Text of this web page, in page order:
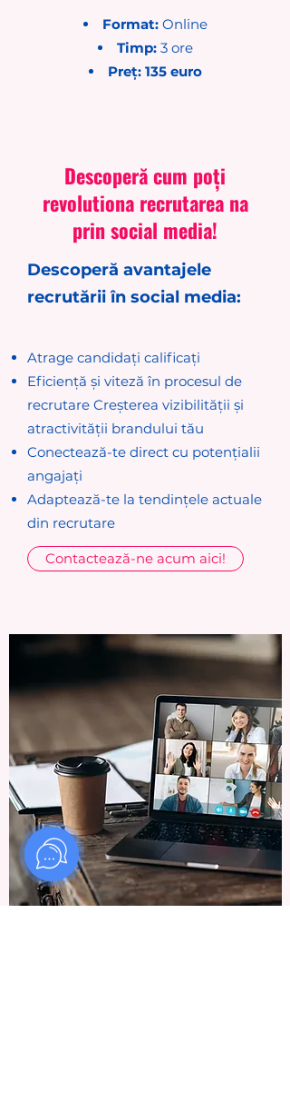
Format: Online
Timp:3 ore
Preț: 135 euro
Descoperă cum poți
revolutiona recrutarea na
prin social media!
Descoperă avantajele
recrutării în social media:
Atrage candidați calificați
Eficiență și viteză în procesul de
recrutare Creșterea vizibilității și
atractivității brandului tău
Conectează-te direct cu potențialii
angajați
Adaptează-te la tendințele actuale
din recrutare
Contactează-ne acum aici!